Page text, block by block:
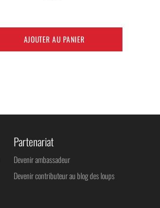
AJOUTER AU PANIER
Partenariat
Devenir ambassadeur
Devenir contributeur au blog des loups